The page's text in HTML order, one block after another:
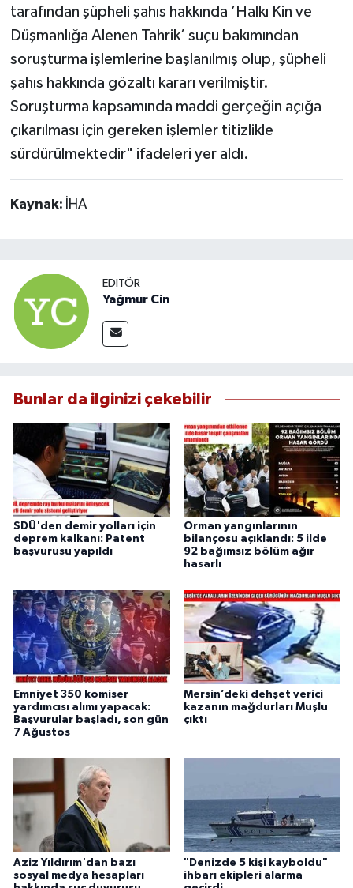
tarafından şüpheli şahıs hakkında ’Halkı Kin ve
Düşmanlığa Alenen Tahrik’ suçu bakımından
soruşturma işlemlerine başlanılmış olup, şüpheli
şahıs hakkında gözaltı kararı verilmiştir.
Soruşturma kapsamında maddi gerçeğin açığa
çıkarılması için gereken işlemler titizlikle
sürdürülmektedir" ifadeleri yer aldı.
Kaynak: İHA
EDITÖR
Yağmur Cin
Bunlar da ilginizi çekebilir
SDÜ'den demir yolları için
deprem kalkanı: Patent
başvurusu yapıldı
Orman yangınlarının
bilançosu açıklandı: 5 ilde
92 bağımsız bölüm ağır
hasarlı
Emniyet 350 komiser
yardımcısı alımı yapacak:
Başvurular başladı, son gün
7 Ağustos
Mersin’deki dehşet verici
kazanın mağdurları Muşlu
çıktı
Aziz Yıldırım'dan bazı
sosyal medya hesapları
"Denizde 5 kişi kayboldu"
ihbarı ekipleri alarma